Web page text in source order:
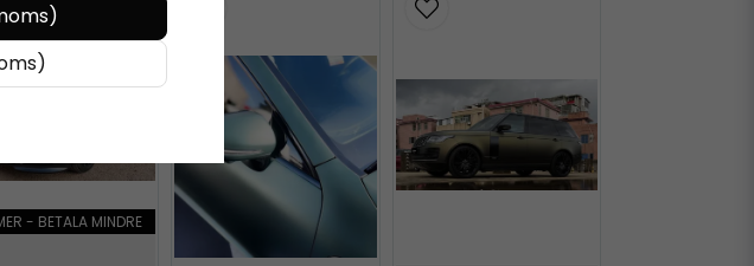
Hämta
- BETALA MINDRE